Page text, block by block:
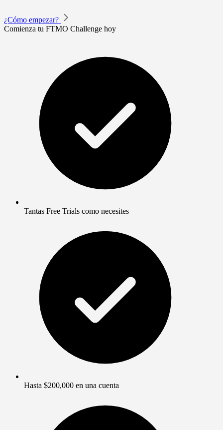
¿Cómo empezar?
Comienza tu FTMO Challenge hoy
Tantas Free Trials como necesites
Hasta $200,000 en una cuenta